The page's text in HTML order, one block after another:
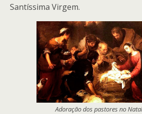
Santíssima Virgem.
Adoração dos pastores no Natal